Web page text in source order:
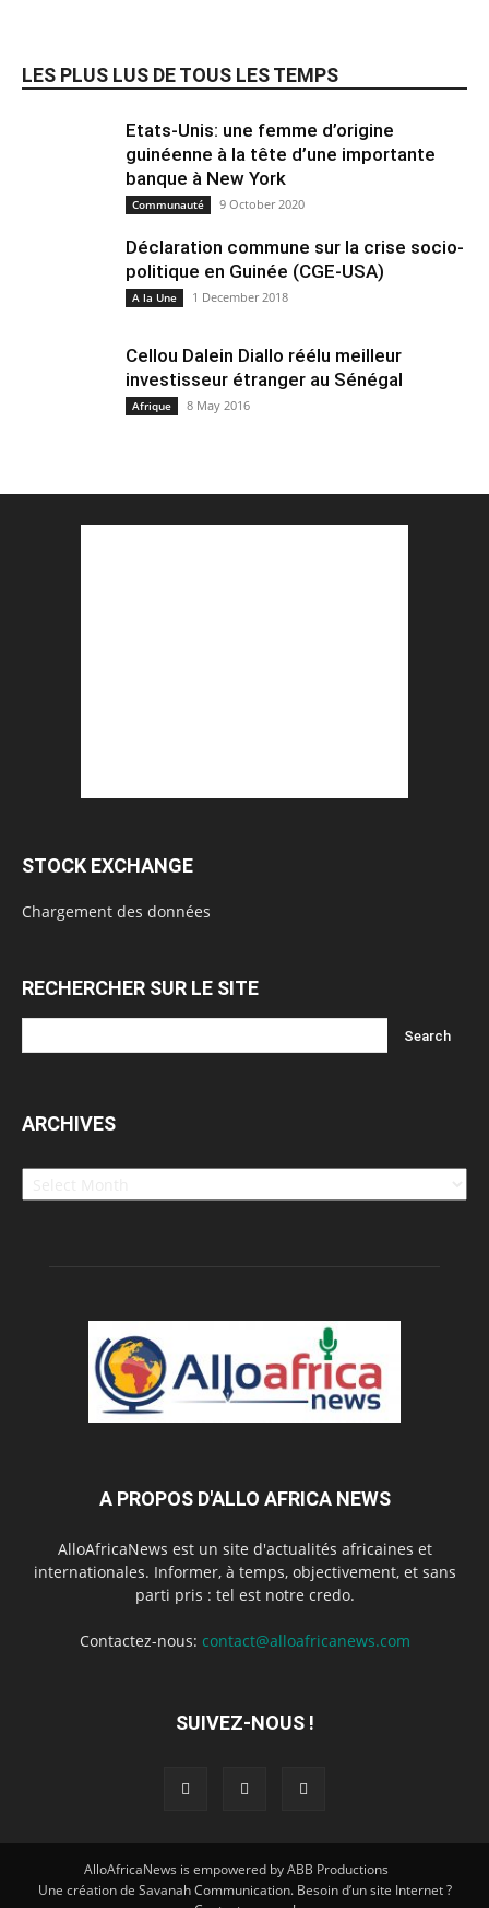
LES PLUS LUS DE TOUS LES TEMPS
Etats-Unis: une femme d’origine
guinéenne à la tête d’une importante
banque à New York
Communauté 9 October 2020
Déclaration commune sur la crise socio-
politique en Guinée (CGE-USA)
A la Une 1 December 2018
Cellou Dalein Diallo réélu meilleur
investisseur étranger au Sénégal
Afrique 8 May 2016
STOCK EXCHANGE
Chargement des données
RECHERCHER SUR LE SITE
ARCHIVES
Archives
A PROPOS D'ALLO AFRICA NEWS
AlloAfricaNews est un site d'actualités africaines et
internationales. Informer, à temps, objectivement, et sans
parti pris : tel est notre credo.
Contactez-nous: contact@alloafricanews.com
SUIVEZ-NOUS !
AlloAfricaNews is empowered by ABB Productions
Une création de Savanah Communication. Besoin d’un site Internet ?